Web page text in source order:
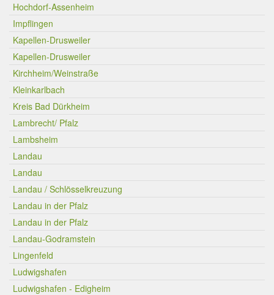
Hochdorf-Assenheim
Impflingen
Kapellen-Drusweiler
Kapellen-Drusweiler
Kirchheim/Weinstraße
Kleinkarlbach
Kreis Bad Dürkheim
Lambrecht/ Pfalz
Lambsheim
Landau
Landau
Landau / Schlösselkreuzung
Landau in der Pfalz
Landau in der Pfalz
Landau-Godramstein
Lingenfeld
Ludwigshafen
Ludwigshafen - Edigheim